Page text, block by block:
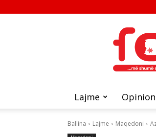
Lajme
Ballina Lajme Maqedoni